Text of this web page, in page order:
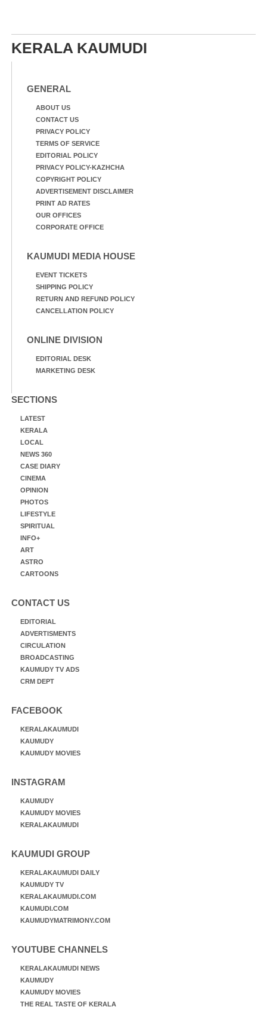
KERALA KAUMUDI
GENERAL
ABOUT US
CONTACT US
PRIVACY POLICY
TERMS OF SERVICE
EDITORIAL POLICY
PRIVACY POLICY-KAZHCHA
COPYRIGHT POLICY
ADVERTISEMENT DISCLAIMER
PRINT AD RATES
OUR OFFICES
CORPORATE OFFICE
KAUMUDI MEDIA HOUSE
EVENT TICKETS
SHIPPING POLICY
RETURN AND REFUND POLICY
CANCELLATION POLICY
ONLINE DIVISION
EDITORIAL DESK
MARKETING DESK
SECTIONS
LATEST
KERALA
LOCAL
NEWS 360
CASE DIARY
CINEMA
OPINION
PHOTOS
LIFESTYLE
SPIRITUAL
INFO+
ART
ASTRO
CARTOONS
CONTACT US
EDITORIAL
ADVERTISMENTS
CIRCULATION
BROADCASTING
KAUMUDY TV ADS
CRM DEPT
FACEBOOK
KERALAKAUMUDI
KAUMUDY
KAUMUDY MOVIES
INSTAGRAM
KAUMUDY
KAUMUDY MOVIES
KERALAKAUMUDI
KAUMUDI GROUP
KERALAKAUMUDI DAILY
KAUMUDY TV
KERALAKAUMUDI.COM
KAUMUDI.COM
KAUMUDYMATRIMONY.COM
YOUTUBE CHANNELS
KERALAKAUMUDI NEWS
KAUMUDY
KAUMUDY MOVIES
THE REAL TASTE OF KERALA